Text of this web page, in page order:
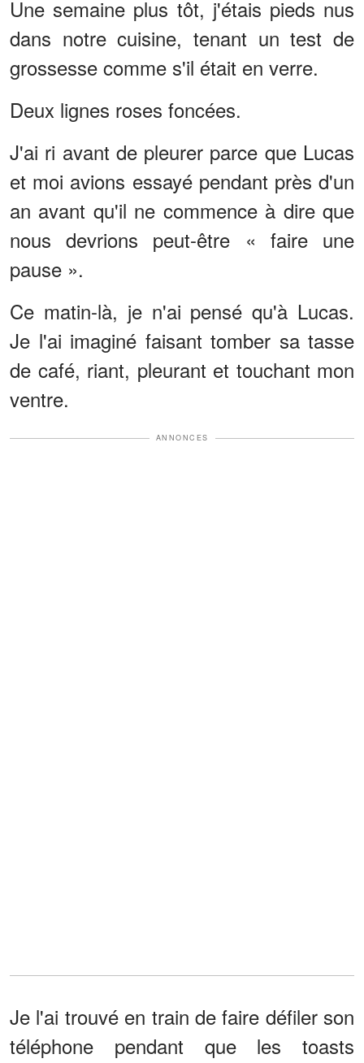
Une semaine plus tôt, j'étais pieds nus
dans notre cuisine, tenant un test de
grossesse comme s'il était en verre.
Deux lignes roses foncées.
J'ai ri avant de pleurer parce que Lucas
et moi avions essayé pendant près d'un
an avant qu'il ne commence à dire que
nous devrions peut-être « faire une
pause ».
Ce matin-là, je n'ai pensé qu'à Lucas.
Je l'ai imaginé faisant tomber sa tasse
de café, riant, pleurant et touchant mon
ventre.
ANNONCES
Je l'ai trouvé en train de faire défiler son
téléphone pendant que les toasts